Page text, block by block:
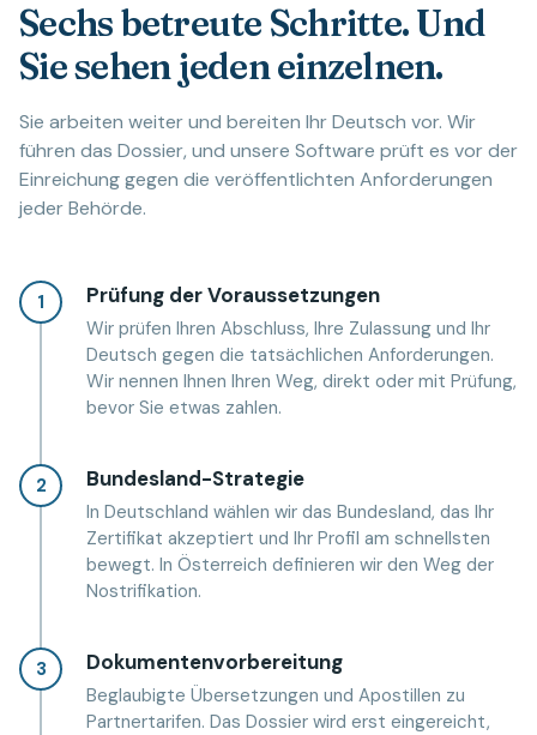
Sechs betreute Schritte. Und
Sie sehen jeden einzelnen.
Sie arbeiten weiter und bereiten Ihr Deutsch vor. Wir
führen das Dossier, und unsere Software prüft es vor der
Einreichung gegen die veröffentlichten Anforderungen
jeder Behörde.
1 Prüfung der Voraussetzungen
Wir prüfen Ihren Abschluss, Ihre Zulassung und Ihr
Deutsch gegen die tatsächlichen Anforderungen.
Wir nennen Ihnen Ihren Weg, direkt oder mit Prüfung,
bevor Sie etwas zahlen.
2 Bundesland-Strategie
In Deutschland wählen wir das Bundesland, das Ihr
Zertifikat akzeptiert und Ihr Profil am schnellsten
bewegt. In Österreich definieren wir den Weg der
Nostrifikation.
3 Dokumentenvorbereitung
Beglaubigte Übersetzungen und Apostillen zu
Partnertarifen. Das Dossier wird erst eingereicht,